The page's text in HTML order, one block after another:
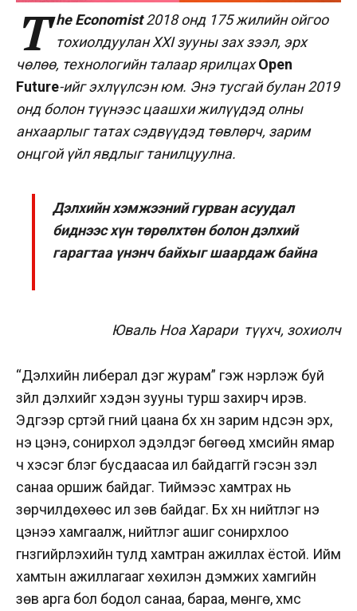
T he Economist2018 онд 175 жилийн ойгоо
тохиолдуулан XXI зууны зах зээл, эрх
чөлөө, технологийн талаар ярилцахOpen
Future-ийг эхлүүлсэн юм. Энэ тусгай булан 2019
онд болон түүнээс цаашхи жилүүдэд олны
анхаарлыг татах сэдвүүдэд төвлөрч, зарим
онцгой үйл явдлыг танилцуулна.
Дэлхийн хэмжээний гурван асуудал
биднээс хүн төрөлхтөн болон дэлхий
гарагтаа үнэнч байхыг шаардаж байна
Юваль Ноа Харари түүхч, зохиолч
“Дэлхийн либерал дэг журам” гэж нэрлэж буй
зүйл дэлхийг хэдэн зууны турш захирч ирэв.
Эдгээр сүртэй үгний цаана бүх хүн зарим үндсэн эрх,
үнэ цэнэ, сонирхол эдэлдэг бөгөөд хүмүүсийн ямар
ч хэсэг бүлэг бусдаасаа илүү байдаггүй гэсэн үзэл
санаа оршиж байдаг. Тиймээс хамтрах нь
зөрчилдөхөөс илүү зөв байдаг. Бүх хүн нийтлэг үнэ
цэнээ хамгаалж, нийтлэг ашиг сонирхлоо
гүнзгийрүүлэхийн тулд хамтран ажиллах ёстой. Ийм
хамтын ажиллагааг хөхиүлэн дэмжих хамгийн
зөв арга бол бодол санаа, бараа, мөнгө, хүмүүс